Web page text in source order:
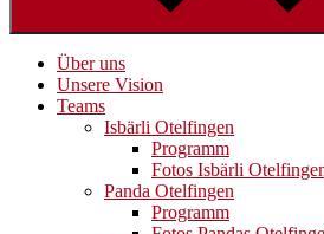
Über uns
Unsere Vision
Teams
Isbärli Otelfingen
Programm
Fotos Isbärli
Panda Otelfingen
Programm